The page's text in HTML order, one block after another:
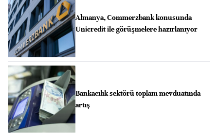
Almanya, Commerzbank konusunda
Unicredit ile görüşmelere hazırlanıyor
Bankacılık sektörü toplam mevduatında
artış